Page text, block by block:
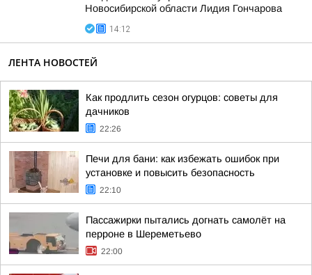
Новосибирской области Лидия Гончарова
14:12
ЛЕНТА НОВОСТЕЙ
Как продлить сезон огурцов: советы для
дачников
22:26
Печи для бани: как избежать ошибок при
установке и повысить безопасность
22:10
Пассажирки пытались догнать самолёт на
перроне в Шереметьево
22:00